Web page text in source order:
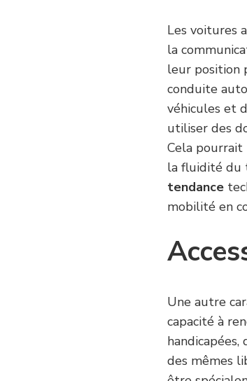
Les voitures
la
leur position
conduite
véhicules et
utiliser des
Cela pourrait
la fluidité du
tendance
mobilité en
Une autre
capacité à
des mêmes